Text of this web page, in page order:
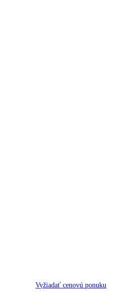
Vyžiadať cenovú ponuku